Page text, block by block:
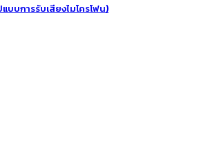
บบการรับเสียงไมโครโฟน)